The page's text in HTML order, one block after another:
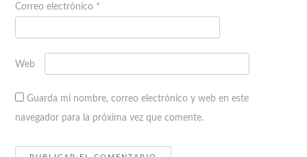
Correo electrónico *
Web
Guarda mi nombre, correo electrónico y web en este
navegador para la próxima vez que comente.